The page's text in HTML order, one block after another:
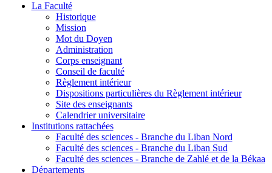
La Faculté
Historique
Mission
Mot du Doyen
Administration
Corps enseignant
Conseil de faculté
Règlement intérieur
Dispositions particulières du Règlement intérieur
Site des enseignants
Calendrier universitaire
Institutions rattachées
Faculté des sciences - Branche du Liban Nord
Faculté des sciences - Branche du Liban Sud
Faculté des sciences - Branche de Zahlé et de la Békaa
Départements